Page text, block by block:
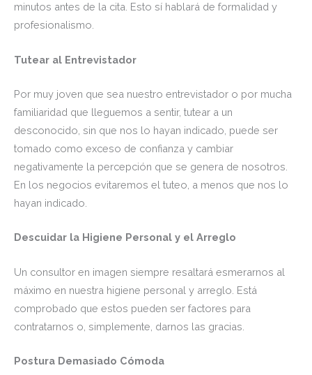
minutos antes de la cita. Esto sí hablará de formalidad y
profesionalismo.
Tutear al Entrevistador
Por muy joven que sea nuestro entrevistador o por mucha
familiaridad que lleguemos a sentir, tutear a un
desconocido, sin que nos lo hayan indicado, puede ser
tomado como exceso de confianza y cambiar
negativamente la percepción que se genera de nosotros.
En los negocios evitaremos el tuteo, a menos que nos lo
hayan indicado.
Descuidar la Higiene Personal y el Arreglo
Un consultor en imagen siempre resaltará esmerarnos al
máximo en nuestra higiene personal y arreglo. Está
comprobado que estos pueden ser factores para
contratarnos o, simplemente, darnos las gracias.
Postura Demasiado Cómoda